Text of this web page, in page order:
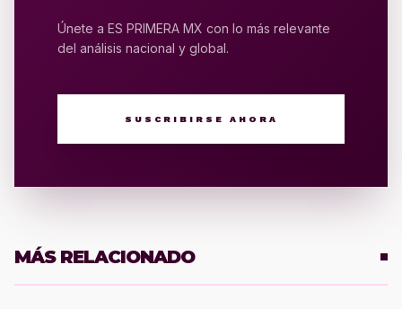
Únete a ES PRIMERA MX con lo más relevante
del análisis nacional y global.
SUSCRIBIRSE AHORA
MÁS RELACIONADO